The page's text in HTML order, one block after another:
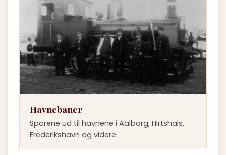
Havnebaner
Sporene ud til havnene i Aalborg, Hirtshals,
Frederikshavn og videre.